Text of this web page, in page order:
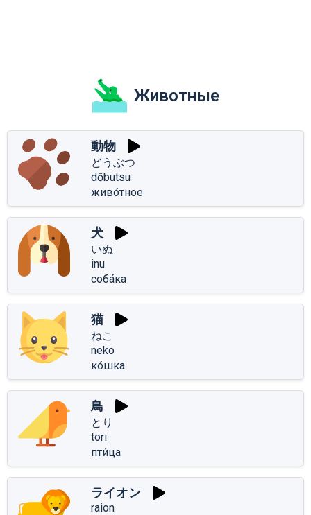
Животные
動物
どうぶつ
dōbutsu
живо́тное
犬
いぬ
inu
соба́ка
猫
ねこ
neko
ко́шка
鳥
とり
tori
пти́ца
ライオン
raion